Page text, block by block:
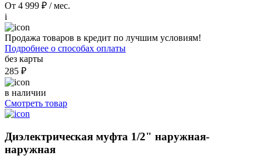
От 4 999 ₽ / мес.
i
Продажа товаров в кредит по лучшим условиям!
Подробнее о способах оплаты
без карты
285 ₽
в наличии
Смотреть товар
Диэлектрическая муфта 1/2" наружная-
наружная